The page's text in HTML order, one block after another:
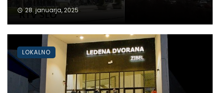
28. januarja, 2025
LOKALNO